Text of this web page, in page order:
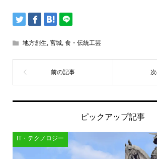
地方創生, 宮城, 食・伝統工芸
ピックアップ記事
IT・テクノロジー